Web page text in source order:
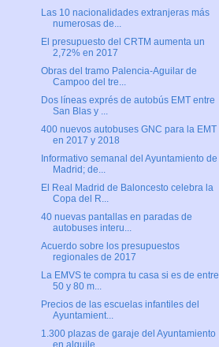
Las 10 nacionalidades extranjeras más
numerosas de...
El presupuesto del CRTM aumenta un
2,72% en 2017
Obras del tramo Palencia-Aguilar de
Campoo del tre...
Dos líneas exprés de autobús EMT entre
San Blas y ...
400 nuevos autobuses GNC para la EMT
en 2017 y 2018
Informativo semanal del Ayuntamiento de
Madrid; de...
El Real Madrid de Baloncesto celebra la
Copa del R...
40 nuevas pantallas en paradas de
autobuses interu...
Acuerdo sobre los presupuestos
regionales de 2017
La EMVS te compra tu casa si es de entre
50 y 80 m...
Precios de las escuelas infantiles del
Ayuntamient...
1.300 plazas de garaje del Ayuntamiento